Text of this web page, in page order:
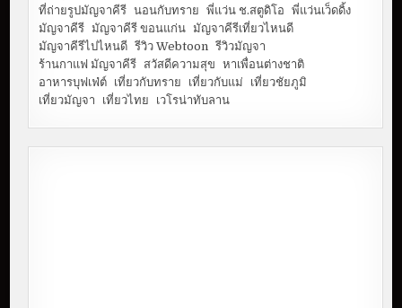
ที่ถ่ายรูปมัญจาคีรี นอนกับทราย พี่แว่น ช.สตูดิโอ
พี่แว่นเว็ดดิ้ง
มัญจาคีรี มัญจาคีรี ขอนแก่น มัญจาคีรีเที่ยวไหนดี
มัญจาคีรีไปไหนดี รีวิว Webtoon
รีวิวมัญจา
ร้านกาแฟ มัญจาคีรี สวัสดีความสุข
หาเพื่อนต่างชาติ
อาหารบุฟเฟ่ต์ เที่ยวกับทราย เที่ยวกับแม่
เที่ยวชัยภูมิ
เที่ยวมัญจา
เที่ยวไทย เวโรน่าทับลาน